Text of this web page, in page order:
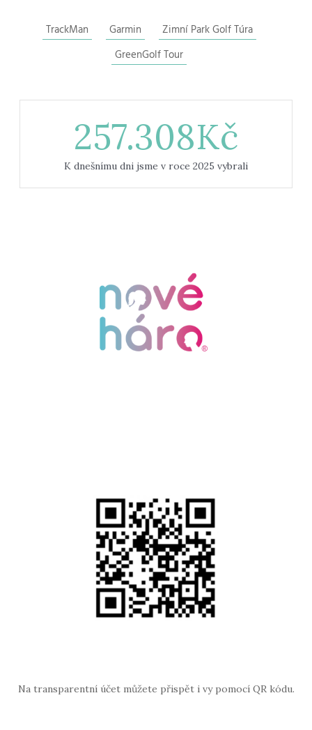
TrackMan Garmin
Zimní Park Golf Túra
GreenGolf Tour
257.308Kč
K dnešnímu dni jsme v roce 2025 vybrali
Na transparentní účet můžete přispět i vy pomocí QR kódu.